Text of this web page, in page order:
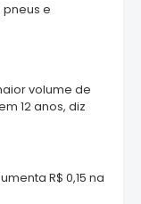
e
volume de
12 anos, diz
R$ 0,15 na